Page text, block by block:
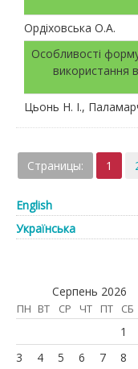
Ордіховська О.А.
Особливості
використання
Цьонь Н. І.,
Страницы: 1
English
Українська
Серпень 2026
ПН ВТ СР ЧТ ПТ СБ
1
3
4 5 6 7 8